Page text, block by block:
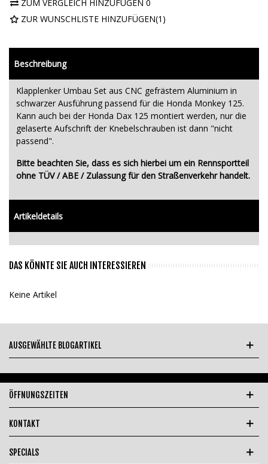
ZUM VERGLEICH HINZUFÜGEN 0
ZUR WUNSCHLISTE HINZUFÜGEN(1 )
Beschreibung
Klapplenker Umbau Set aus CNC gefrästem Aluminium in
schwarzer Ausführung passend für die Honda Monkey 125.
Kann auch bei der Honda Dax 125 montiert werden, nur die
gelaserte Aufschrift der Knebelschrauben ist dann "nicht
passend".
Bitte beachten Sie, dass es sich hierbei um ein Rennsportteil
ohne TÜV / ABE / Zulassung für den Straßenverkehr handelt.
Artikeldetails
DAS KÖNNTE SIE AUCH INTERESSIEREN
Keine Artikel
AUSGEWÄHLTE BLOGARTIKEL
ÖFFNUNGSZEITEN
KONTAKT
SPECIALS